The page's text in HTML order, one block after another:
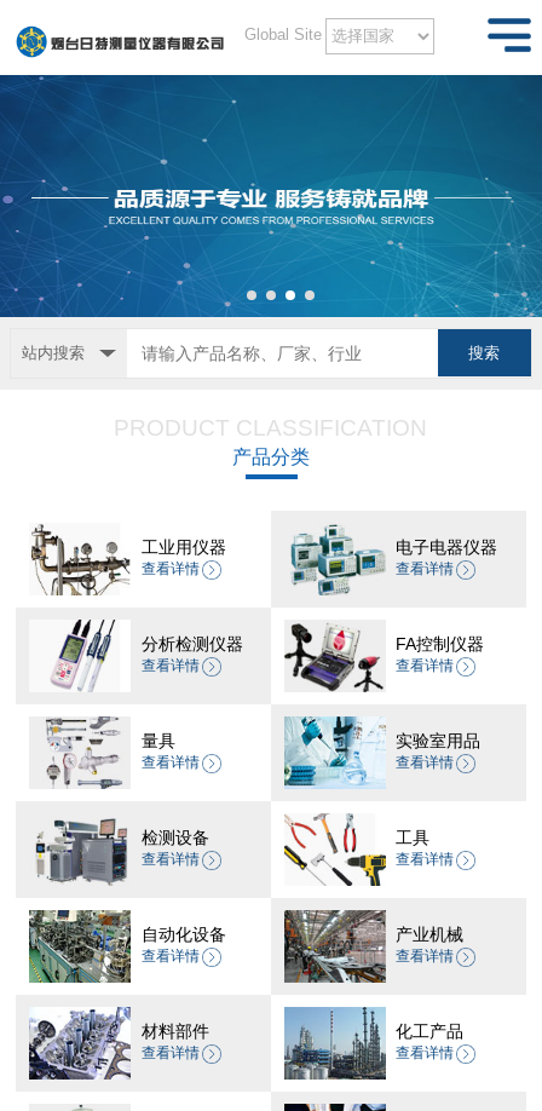
Global Site
站内搜索
PRODUCT CLASSIFICATION
产品分类
工业用仪器
查看详情
电子电器仪器
查看详情
分析检测仪器
查看详情
FA控制仪器
查看详情
量具
查看详情
实验室用品
查看详情
检测设备
查看详情
工具
查看详情
自动化设备
查看详情
产业机械
查看详情
材料部件
查看详情
化工产品
查看详情